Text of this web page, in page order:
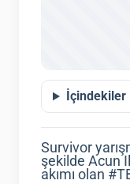
İçindekiler
Survivor
şekilde Acun
akımı olan